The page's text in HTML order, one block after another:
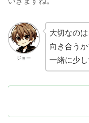
ジョー
大切なの
向き合うか
一緒に少